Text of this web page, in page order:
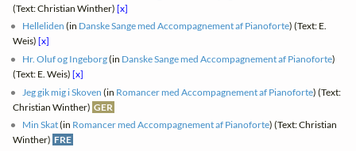
(Text: Christian Winther)[x]
Helleliden (in Danske Sange med Accompagnement af Pianoforte) (Text: E.
Weis)[x]
Hr. Oluf og Ingeborg(in Danske Sange med Accompagnement af Pianoforte)
(Text: E. Weis)[x]
Jeg gik mig i Skoven (in Romancer med Accompagnement af Pianoforte) (Text:
Christian Winther) GER
Min Skat(in Romancer med Accompagnement af Pianoforte) (Text: Christian
Winther) FRE